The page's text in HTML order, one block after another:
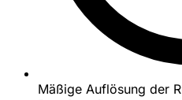
Mäßige Auflösung der